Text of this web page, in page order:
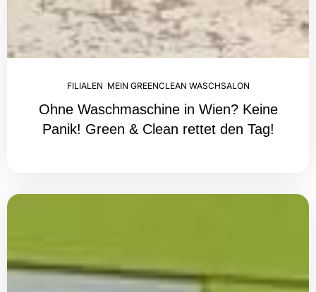
FILIALEN MEIN GREENCLEAN WASCHSALON
Ohne Waschmaschine in Wien? Keine
Panik! Green & Clean rettet den Tag!